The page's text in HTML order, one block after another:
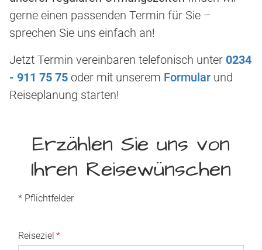
gerne einen passenden Termin für Sie –
sprechen Sie uns einfach an!
Jetzt Termin vereinbaren telefonisch unter 0234
- 911 75 75 oder mit unserem Formular und
Reiseplanung starten!
Erzählen Sie uns von
Ihren Reisewünschen
* Pflichtfelder
Reiseziel *